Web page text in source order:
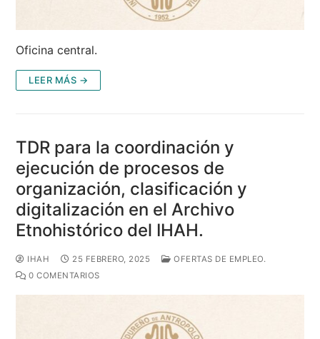
Oficina central.
LEER MÁS →
TDR para la coordinación y
ejecución de procesos de
organización, clasificación y
digitalización en el Archivo
Etnohistórico del IHAH.
IHAH 25 FEBRERO, 2025
OFERTAS DE EMPLEO.
0 COMENTARIOS